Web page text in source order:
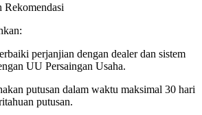
Rekomendasi
perjanjian dengan dealer dan sistem
UU Persaingan Usaha.
putusan dalam waktu maksimal 30 hari
putusan.